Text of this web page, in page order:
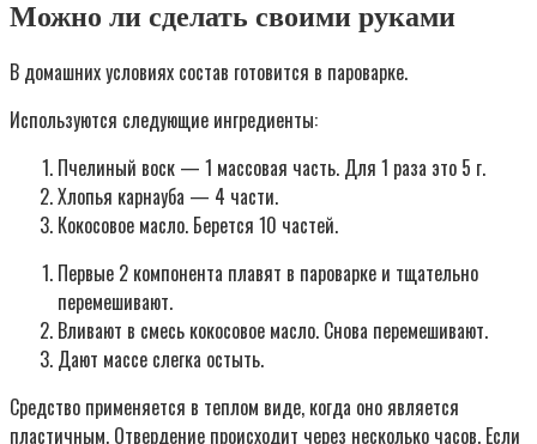
Можно ли сделать своими руками
В домашних условиях состав готовится в пароварке.
Используются следующие ингредиенты:
Пчелиный воск — 1 массовая часть. Для 1 раза это 5 г.
Хлопья карнауба — 4 части.
Кокосовое масло. Берется 10 частей.
Первые 2 компонента плавят в пароварке и тщательно
перемешивают.
Вливают в смесь кокосовое масло. Снова перемешивают.
Дают массе слегка остыть.
Средство применяется в теплом виде, когда оно является
пластичным. Отвердение происходит через несколько часов. Если